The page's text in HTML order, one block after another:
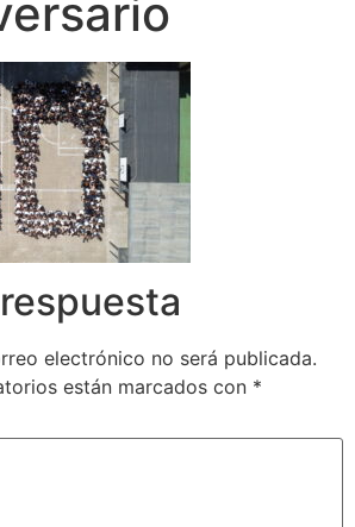
electrónico no será publicada.
están marcados con *